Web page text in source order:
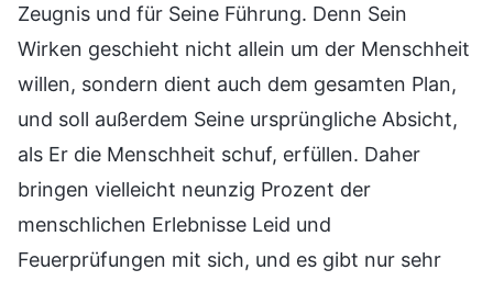
Zeugnis und für Seine Führung. Denn Sein
Wirken geschieht nicht allein um der Menschheit
willen, sondern dient auch dem gesamten Plan,
und soll außerdem Seine ursprüngliche Absicht,
als Er die Menschheit schuf, erfüllen. Daher
bringen vielleicht neunzig Prozent der
menschlichen Erlebnisse Leid und
Feuerprüfungen mit sich, und es gibt nur sehr